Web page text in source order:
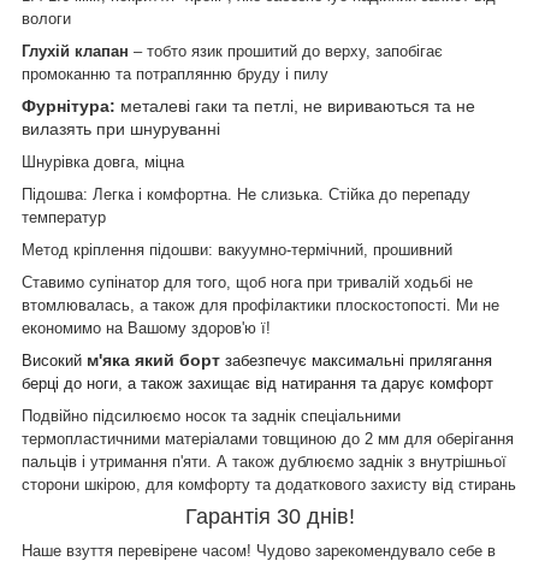
вологи
Глухій клапан – тобто язик прошитий до верху, запобігає
промоканню та потраплянню бруду і пилу
Фурнітура: металеві гаки та петлі, не вириваються та не
вилазять при шнуруванні
Шнурівка довга, міцна
Підошва: Легка і комфортна. Не слизька. Стійка до перепаду
температур
Метод кріплення підошви: вакуумно-термічний, прошивний
Ставимо супінатор для того, щоб нога при тривалій ходьбі не
втомлювалась, а також для профілактики плоскостопості. Ми не
економимо на Вашому здоров'ю ї!
Високий м'яка який борт забезпечує максимальні прилягання
берці до ноги, а також захищає від натирання та дарує комфорт
Подвійно підсилюємо носок та заднік спеціальними
термопластичними матеріалами товщиною до 2 мм для оберігання
пальців і утримання п'яти. А також дублюємо заднік з внутрішньої
сторони шкірою, для комфорту та додаткового захисту від стирань
Гарантія 30 днів!
Наше взуття перевірене часом! Чудово зарекомендувало себе в